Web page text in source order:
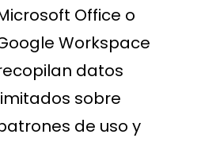
Office o
Workspace
datos
sobre
de uso y